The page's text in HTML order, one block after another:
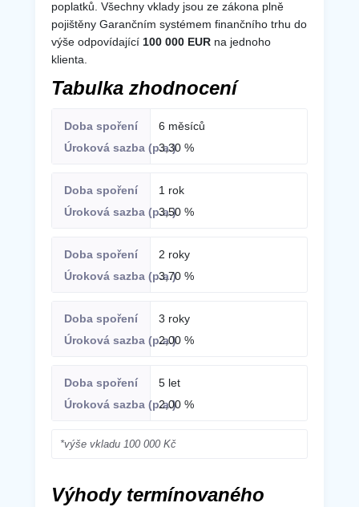
poplatků. Všechny vklady jsou ze zákona plně
pojištěny Garančním systémem finančního trhu do
výše odpovídající 100 000 EUR na jednoho
klienta.
Tabulka zhodnocení
6 měsíců
3,30 %
1 rok
3,50 %
2 roky
3,70 %
3 roky
2,00 %
5 let
2,00 %
*výše vkladu 100 000 Kč
Výhody termínovaného